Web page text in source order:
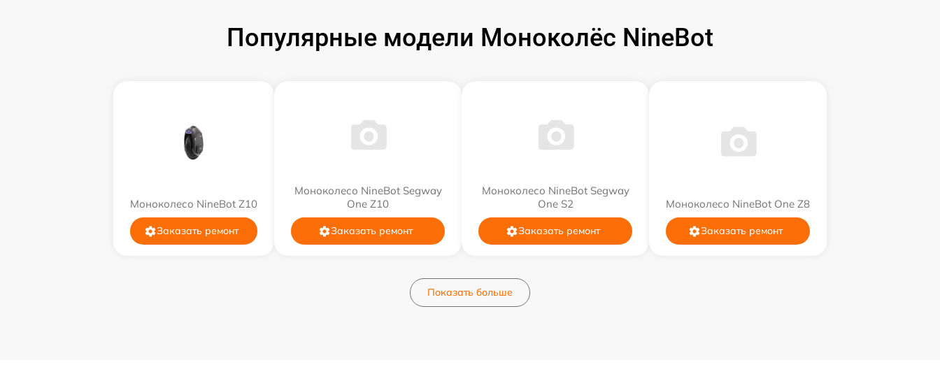
Популярные модели Моноколёс NineBot
Моноколесо NineBot Z10
Заказать ремонт
Моноколесо NineBot Segway
One Z10
Заказать ремонт
Моноколесо NineBot Segway
One S2
Заказать ремонт
Моноколесо NineBot One Z8
Заказать ремонт
Показать больше